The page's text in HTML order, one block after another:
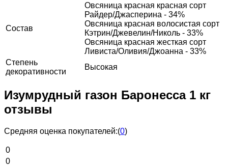
Состав
Овсяница красная красная сорт
Райдер/Джасперина - 34%
Овсяница красная волосистая сорт
Кэтрин/Джевелин/Николь - 33%
Овсяница красная жесткая сорт
Ливиста/Оливия/Джоанна - 33%
Степень
декоративности
Высокая
Изумрудный газон Баронесса 1 кг
отзывы
Средняя оценка покупателей:(0)
0
0